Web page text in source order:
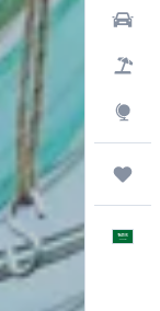
سيارات
حزم العروض
استكشاف
رحلات
العَرَبِيَّة